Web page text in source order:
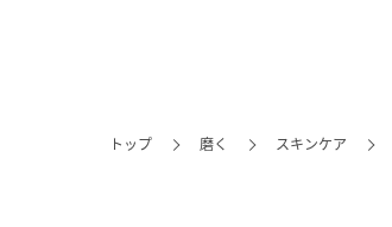
トップ 磨く スキンケア